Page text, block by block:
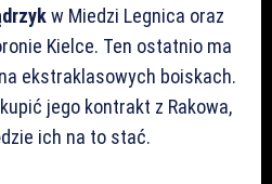
w Miedzi Legnica oraz
Kielce. Ten ostatnio ma
ekstraklasowych boiskach.
jego kontrakt z Rakowa,
ich na to stać.